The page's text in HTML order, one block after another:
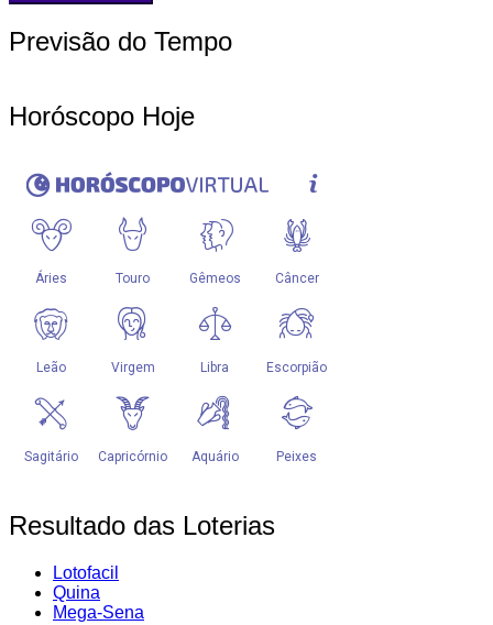
Previsão do Tempo
Horóscopo Hoje
Resultado das Loterias
Lotofacil
Quina
Mega-Sena